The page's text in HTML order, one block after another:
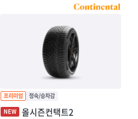
올시즌컨택트2